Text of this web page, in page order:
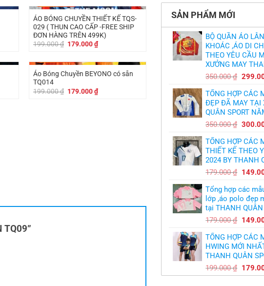
ÁO BÓNG CHUYỀN THIẾT KẾ TQS-
029 ( THUN CAO CẤP -FREE SHIP
ĐƠN HÀNG TRÊN 499K)
199.000₫ Giá
199.000 ₫.
179.000₫Giá
hiện
là:
179.000 ₫.
Áo Bóng Chuyền BEYONO có sẵn
TQ014
199.000₫ Giá
179.000₫Giá
hiện
TQ09”
Ten
Hag
lại
trích
cầu
thủ,
thừa
nhận
sự
thật
chát
của
quỷ
nhỏ
luận
Thiết
và
in
bóng
chuyền
theo
yêu
cầu
,thiết
free
SẢN PHẨM MỚI
BỘ QUẦN ÁO
KHOÁC ,ÁO DI
THEO YÊU CẦU
XƯỞNG MAY
350.000₫ Giá
là:
TỔNG HỢP CÁC
ĐẸP ĐÃ MAY TẠI
QUÂN SPORT
350.000₫ Giá
là:
TỔNG HỢP CÁC
THIẾT KẾ THEO
2024 BY THANH
179.000₫ Giá
là:
Tổng hợp các
lớp ,áo polo đẹp
tại THANH QUÂN
179.000₫ Giá
là:
TỔNG HỢP CÁC
HWING MỚI
THANH QUÂN
199.000₫ Giá
gốc